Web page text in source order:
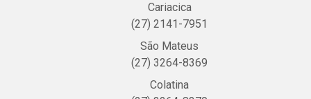
Cariacica
(27) 2141-7951
São Mateus
(27) 3264-8369
Colatina